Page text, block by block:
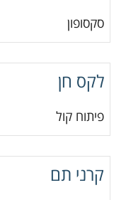
סקסופון
לקס חן
פיתוח קול
קרני תם